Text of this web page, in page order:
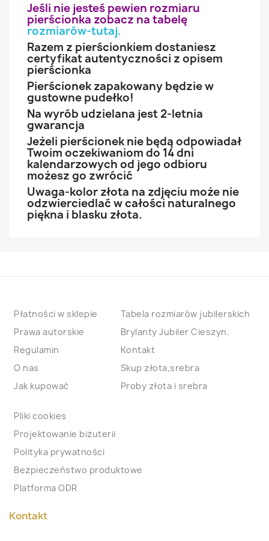
Jeśli nie jesteś pewien rozmiaru
pierścionka zobacz na tabelę
rozmiarów-tutaj.
Razem z pierścionkiem dostaniesz
certyfikat autentyczności z opisem
pierścionka
Pierścionek zapakowany będzie w
gustowne pudełko!
Na wyrób udzielana jest 2-letnia
gwarancja
Jeżeli pierścionek nie będą odpowiadał
Twoim oczekiwaniom do 14 dni
kalendarzowych od jego odbioru
możesz go zwrócić
Uwaga-kolor złota na zdjęciu może nie
odzwierciedlać w całości naturalnego
piękna i blasku złota.
Płatności w sklepie
Prawa autorskie
Regulamin
O nas
Jak kupować
Tabela rozmiarów jubilerskich
Brylanty Jubiler Cieszyn.
Kontakt
Skup złota,srebra
Proby złota i srebra
Pliki cookies
Projektowanie biżuterii
Polityka prywatności
Bezpieczeństwo produktowe
Platforma ODR
Kontakt